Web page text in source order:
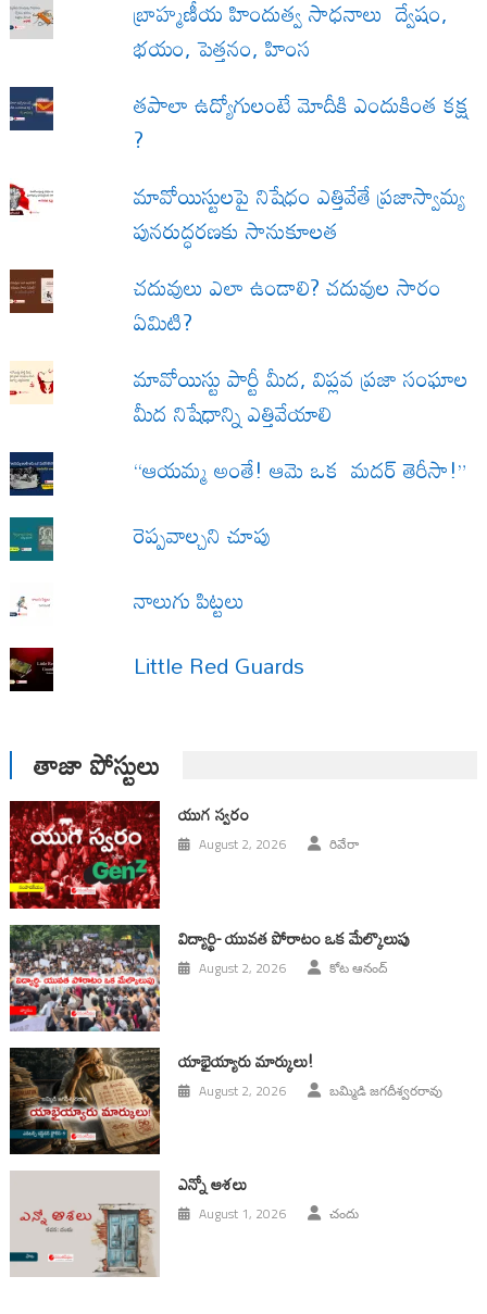
బ్రాహ్మణీయ హిందుత్వ సాధనాలు ద్వేషం,
భయం, పెత్తనం, హింస
త‌పాలా ఉద్యోగులంటే మోదీకి ఎందుకింత కక్ష
?
మావోయిస్టులపై నిషేధం ఎత్తివేతే ప్రజాస్వామ్య
పునరుద్ధరణకు సానుకూలత
చదువులు ఎలా ఉండాలి? చదువుల సారం
ఏమిటి?
మావోయిస్టు పార్టీ మీద, విప్లవ ప్రజా సంఘాల
మీద నిషేధాన్ని ఎత్తివేయాలి
“ఆయమ్మ అంతే! ఆమె ఒక మదర్ తెరీసా!”
రెప్పవాల్చని చూపు
నాలుగు పిట్టలు
Little Red Guards
తాజా పోస్టులు
యుగ స్వ‌రం
August 2, 2026 రివేరా
విద్యార్థి- యువత పోరాటం ఒక మేల్కొలుపు
August 2, 2026 కోట ఆనంద్
యాభైయ్యారు మార్కులు!
August 2, 2026 బమ్మిడి జగదీశ్వరరావు
ఎన్నో ఆశలు
August 1, 2026 చందు